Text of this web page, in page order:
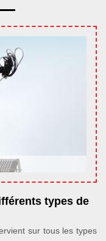
types de
sur tous les types